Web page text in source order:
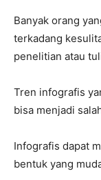
Banyak orang
terkadang
penelitian atau
Tren infografis
bisa menjadi
Infografis dapat
bentuk yang